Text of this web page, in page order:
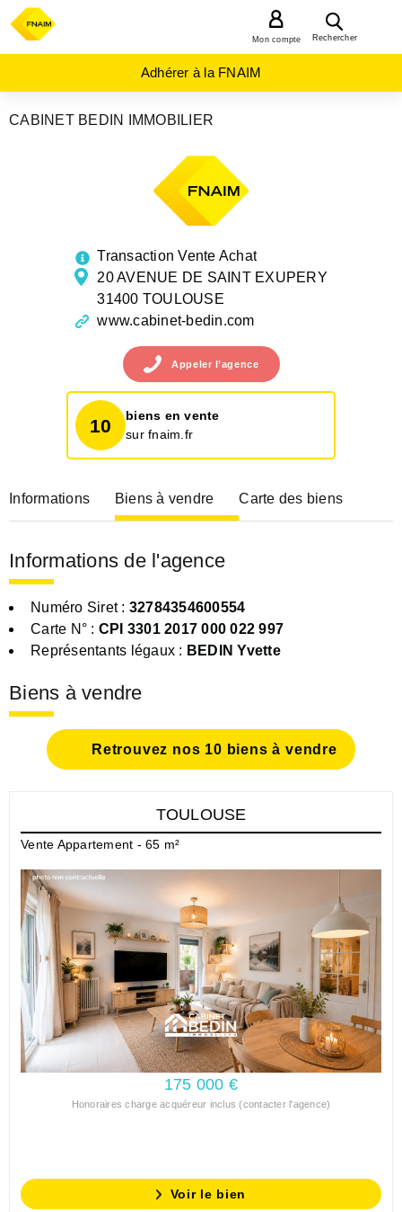
Rechercher
Mon compte
Adhérer à la FNAIM
CABINET BEDIN IMMOBILIER
Transaction Vente Achat
20 AVENUE DE SAINT EXUPERY
31400 TOULOUSE
www.cabinet-bedin.com
Appeler l’agence
10
biens en vente
sur fnaim.fr
Informations Biens à vendre Carte des biens
Informations de l'agence
Numéro Siret : 32784354600554
Carte N° : CPI 3301 2017 000 022 997
Représentants légaux : BEDIN Yvette
Biens à vendre
Retrouvez nos 10 biens à vendre
TOULOUSE
Vente Appartement - 65 m²
175 000 €
Honoraires charge acquéreur inclus (contacter l'agence)
Voir le bien